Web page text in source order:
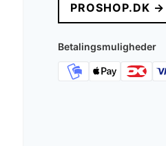
PROSHOP.DK →
Betalingsmuligheder